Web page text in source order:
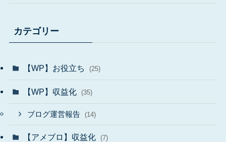
カテゴリー
【WP】お役立ち (25)
【WP】収益化 (35)
ブログ運営報告 (14)
【アメブロ】収益化 (7)